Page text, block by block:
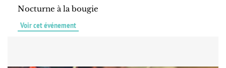
Nocturne à la bougie
Voir cet événement